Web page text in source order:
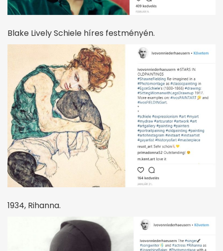
Blake Lively Schiele híres festményén.
1934, Rihanna.